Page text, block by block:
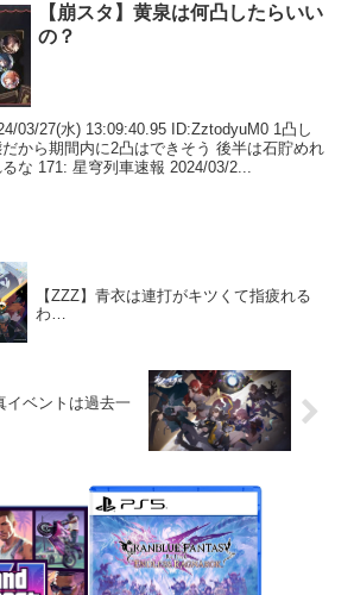
【崩スタ】黄泉は何凸したらいい
の？
03/27(水) 13:09:40.95 ID:ZztodyuM0 1凸し
から期間内に2凸はできそう 後半は石貯めれ
な 171: 星穹列車速報 2024/03/2...
【ZZZ】青衣は連打がキツくて指疲れる
わ…
イベントは過去一